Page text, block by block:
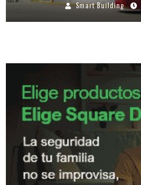
Smart Building